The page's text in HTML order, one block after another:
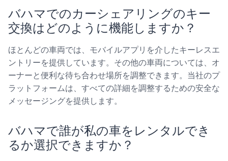
バハマでのカーシェアリングのキー
交換はどのように機能しますか？
ほとんどの車両では、モバイルアプリを介したキーレスエ
ントリーを提供しています。その他の車両については、オ
ーナーと便利な待ち合わせ場所を調整できます。当社のプ
ラットフォームは、すべての詳細を調整するための安全な
メッセージングを提供します。
バハマで誰が私の車をレンタルでき
るか選択できますか？